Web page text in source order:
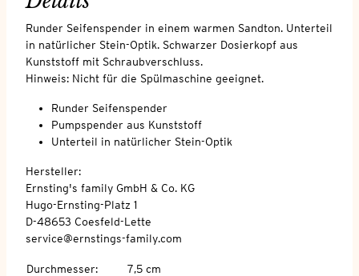
Runder Seifenspender in einem warmen Sandton. Unterteil
in natürlicher Stein-Optik. Schwarzer Dosierkopf aus
Kunststoff mit Schraubverschluss.
Hinweis: Nicht für die Spülmaschine geeignet.
Runder Seifenspender
Pumpspender aus Kunststoff
Unterteil in natürlicher Stein-Optik
Hersteller:
Ernsting's family GmbH & Co. KG
Hugo-Ernsting-Platz 1
D-48653 Coesfeld-Lette
service@ernstings-family.com
Durchmesser:
7,5 cm